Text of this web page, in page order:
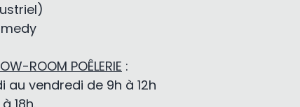
ROOM POÊLERIE :
au vendredi de 9h à 12h